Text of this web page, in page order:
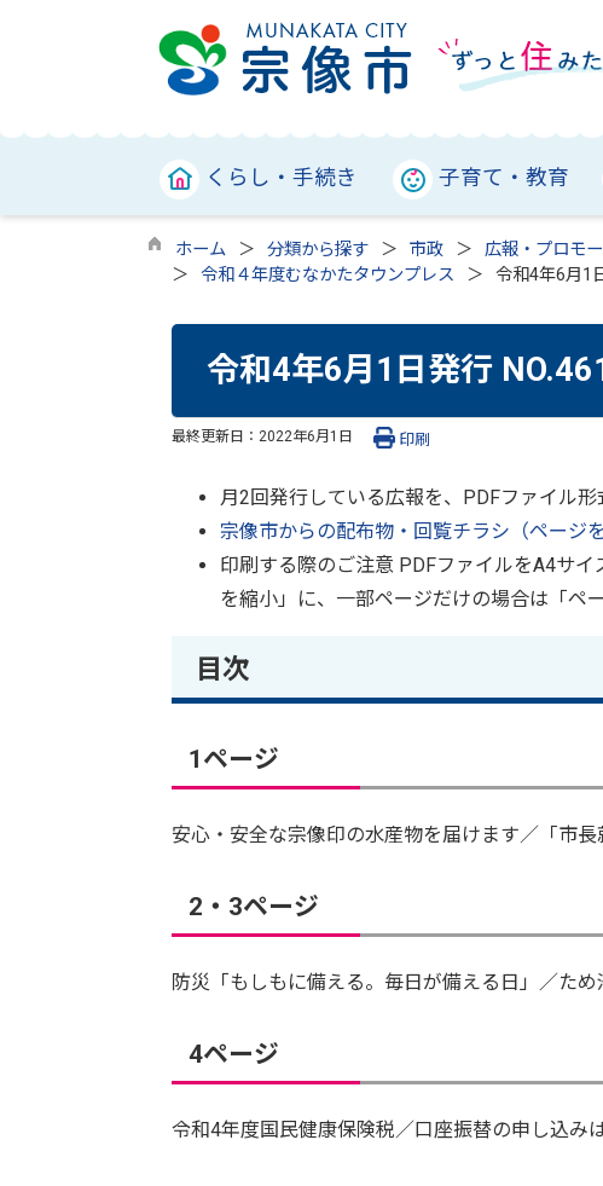
くらし・手続き 子育て・教育
ホーム 分類から探す 市政 広報・プロモ
令和４年度むなかたタウンプレス
令和4年6月1
令和4年6月1日発行
最終更新日： 2022年6月1日 印刷
月2回発行している広報を、PDFファイル形
宗像市からの配布物・回覧チラシ（ページ
印刷する際のご注意 PDFファイルをA4サ
を縮小」に、一部ページだけの場合は「ペ
目次
1ページ
安心・安全な宗像印の水産物を届けます／「市長
2・3ページ
防災「もしもに備える。毎日が備える日」／た
4ページ
令和4年度国民健康保険税／口座振替の申し込み